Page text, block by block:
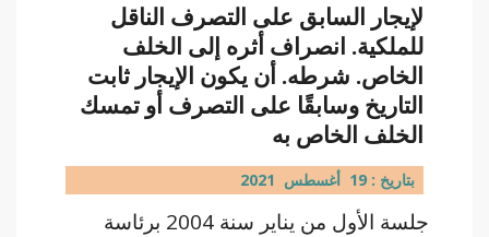
لإيجار السابق على التصرف الناقل
للملكية. انصراف أثره إلى الخلف
الخاص. شرطه. أن يكون الإيجار ثابت
التاريخ وسابقًا على التصرف أو تمسك
الخلف الخاص به
بتاريخ : 19 أغسطس 2021
جلسة الأول من يناير سنة 2004 برئاسة